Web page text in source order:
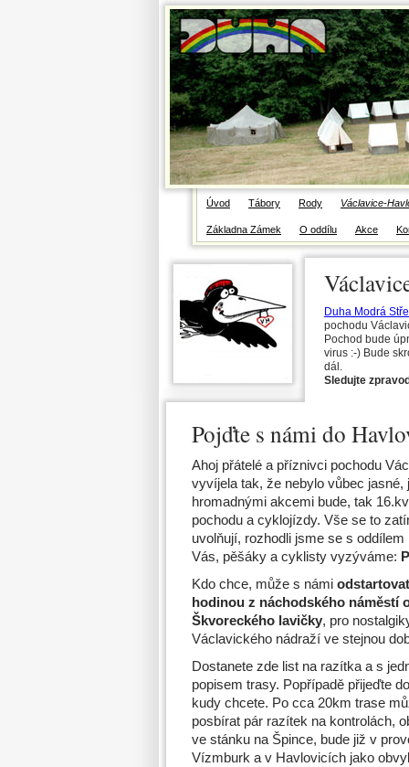
Modrá Střelka, Václavice
Úvod Tábory Rody Václavice-
Základna Zámek O oddílu Akce
Duha Modrá
pochodu
Pochod bude
virus :-) Bude
dál.
Sledujte
Pojďte s námi do
Ahoj přátelé a příznivci pochodu
vyvíjela tak, že nebylo vůbec
hromadnými akcemi bude, tak
pochodu a cyklojízdy. Vše se to
uvolňují, rozhodli jsme se s
Vás, pěšáky a cyklisty vyzýváme:
Kdo chce, může s námi
hodinou z náchodského náměstí
Škvoreckého lavičky, pro
Václavického nádraží ve stejnou
Dostanete zde list na razítka a s
popisem trasy. Popřípadě přijeďte
kudy chcete. Po cca 20km trase
posbírat pár razítek na kontrolách,
ve stánku na Špince, bude již v
Vízmburk a v Havlovicích jako